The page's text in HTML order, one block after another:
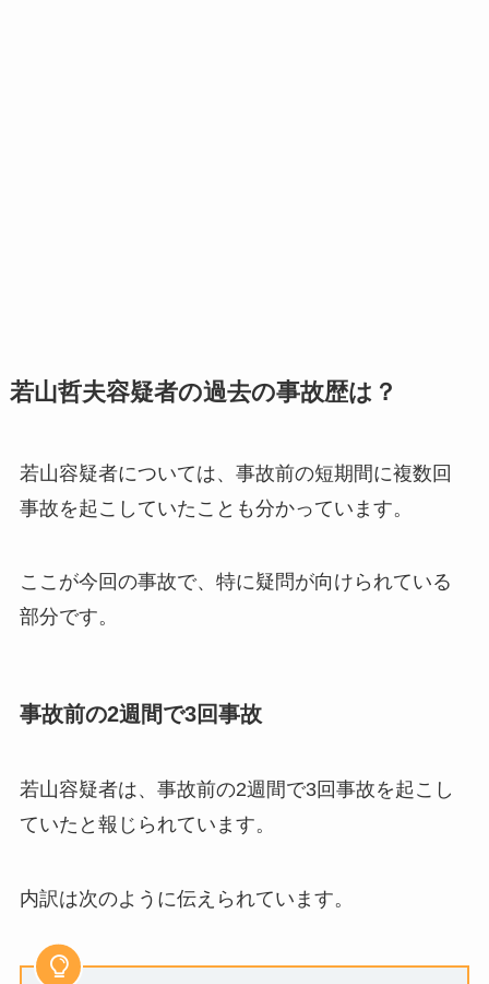
若山哲夫容疑者の過去の事故歴は？
若山容疑者については、事故前の短期間に複数回
事故を起こしていたことも分かっています。
ここが今回の事故で、特に疑問が向けられている
部分です。
事故前の2週間で3回事故
若山容疑者は、事故前の2週間で3回事故を起こし
ていたと報じられています。
内訳は次のように伝えられています。